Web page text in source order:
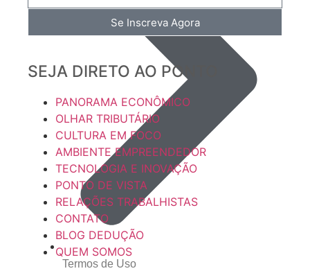
Termos de Uso
Se Inscreva Agora
SEJA DIRETO AO PONTO
PANORAMA ECONÔMICO
OLHAR TRIBUTÁRIO
CULTURA EM FOCO
AMBIENTE EMPREENDEDOR
TECNOLOGIA E INOVAÇÃO
PONTO DE VISTA
RELAÇÕES TRABALHISTAS
CONTATO
BLOG DEDUÇÃO
QUEM SOMOS